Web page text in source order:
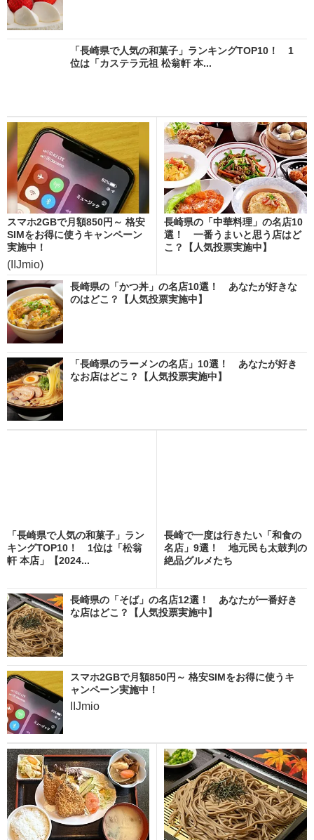
「長崎県で人気の和菓子」ランキングTOP10！ 1
位は「カステラ元祖 松翁軒 本...
スマホ2GBで月額850円～ 格安
SIMをお得に使うキャンペーン
実施中！
(IIJmio)
長崎県の「中華料理」の名店10
選！ 一番うまいと思う店はど
こ？【人気投票実施中】
長崎県の「かつ丼」の名店10選！ あなたが好きな
のはどこ？【人気投票実施中】
「長崎県のラーメンの名店」10選！ あなたが好き
なお店はどこ？【人気投票実施中】
「長崎県で人気の和菓子」ラン
キングTOP10！ 1位は「松翁
軒 本店」【2024...
長崎で一度は行きたい「和食の
名店」9選！ 地元民も太鼓判の
絶品グルメたち
長崎県の「そば」の名店12選！ あなたが一番好き
な店はどこ？【人気投票実施中】
スマホ2GBで月額850円～ 格安SIMをお得に使うキ
ャンペーン実施中！
IIJmio